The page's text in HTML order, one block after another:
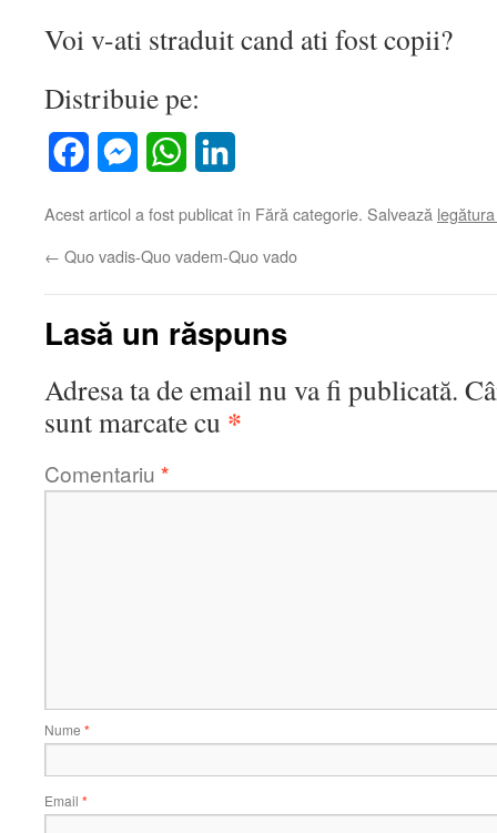
Voi v-ati straduit cand ati fost copii?
Distribuie pe:
FacebookMessengerWhatsApp
Acest articol a fost publicat în Fără categorie. Salvează
← Quo vadis-Quo vadem-Quo vado
Lasă un răspuns
Adresa ta de email nu va fi publicată.
sunt marcate cu *
Comentariu *
Nume *
Email *